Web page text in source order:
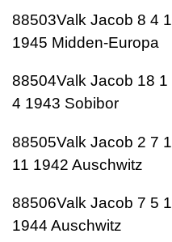
88503Valk Jacob 8 4
1945 Midden-Europa
88504Valk Jacob 18
4 1943 Sobibor
88505Valk Jacob 2 7
11 1942 Auschwitz
88506Valk Jacob 7 5
1944 Auschwitz